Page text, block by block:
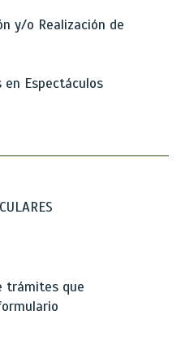
y/o Realización de
en Espectáculos
trámites que